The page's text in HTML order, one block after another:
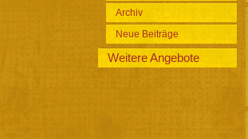
Archiv
Neue Beiträge
Weitere Angebote